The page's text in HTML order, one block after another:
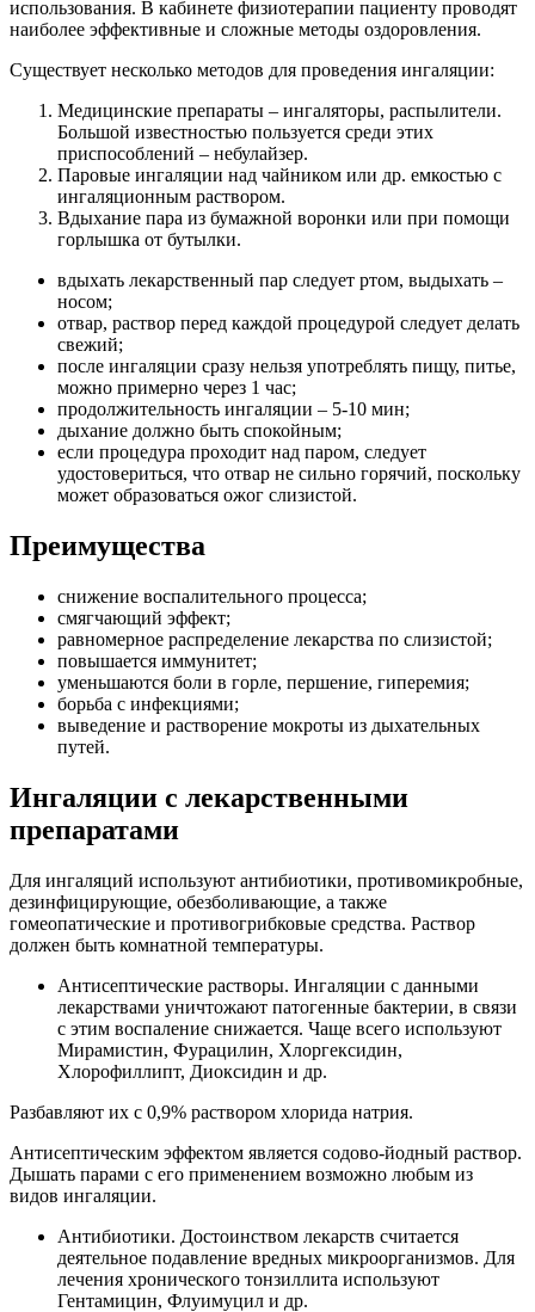
использования. В кабинете физиотерапии пациенту проводят
наиболее эффективные и сложные методы оздоровления.
Существует несколько методов для проведения ингаляции:
Медицинские препараты – ингаляторы, распылители.
Большой известностью пользуется среди этих
приспособлений – небулайзер.
Паровые ингаляции над чайником или др. емкостью с
ингаляционным раствором.
Вдыхание пара из бумажной воронки или при помощи
горлышка от бутылки.
вдыхать лекарственный пар следует ртом, выдыхать –
носом;
отвар, раствор перед каждой процедурой следует делать
свежий;
после ингаляции сразу нельзя употреблять пищу, питье,
можно примерно через 1 час;
продолжительность ингаляции – 5-10 мин;
дыхание должно быть спокойным;
если процедура проходит над паром, следует
удостовериться, что отвар не сильно горячий, поскольку
может образоваться ожог слизистой.
Преимущества
снижение воспалительного процесса;
смягчающий эффект;
равномерное распределение лекарства по слизистой;
повышается иммунитет;
уменьшаются боли в горле, першение, гиперемия;
борьба с инфекциями;
выведение и растворение мокроты из дыхательных
путей.
Ингаляции с лекарственными
препаратами
Для ингаляций используют антибиотики, противомикробные,
дезинфицирующие, обезболивающие, а также
гомеопатические и противогрибковые средства. Раствор
должен быть комнатной температуры.
Антисептические растворы. Ингаляции с данными
лекарствами уничтожают патогенные бактерии, в связи
с этим воспаление снижается. Чаще всего используют
Мирамистин, Фурацилин, Хлоргексидин,
Хлорофиллипт, Диоксидин и др.
Разбавляют их с 0,9% раствором хлорида натрия.
Антисептическим эффектом является содово-йодный раствор.
Дышать парами с его применением возможно любым из
видов ингаляции.
Антибиотики. Достоинством лекарств считается
деятельное подавление вредных микроорганизмов. Для
лечения хронического тонзиллита используют
Гентамицин, Флуимуцил и др.